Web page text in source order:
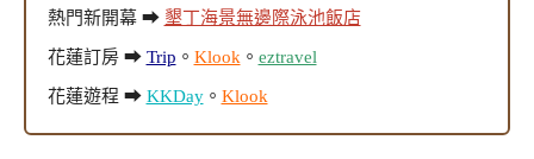
熱門新開幕 ➡ 墾丁海景無邊際泳池飯店
花蓮訂房 ➡ Trip 。 Klook。 eztravel
花蓮遊程 ➡ KKDay。 Klook